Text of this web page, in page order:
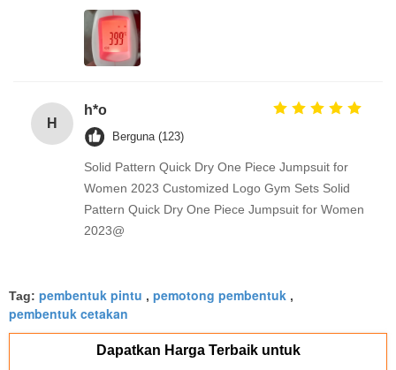
H
h*o
Berguna (123)
Solid Pattern Quick Dry One Piece Jumpsuit for
Women 2023 Customized Logo Gym Sets Solid
Pattern Quick Dry One Piece Jumpsuit for Women
2023@
Tag: pembentuk pintu , pemotong pembentuk ,
pembentuk cetakan
Dapatkan Harga Terbaik untuk